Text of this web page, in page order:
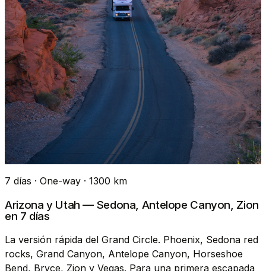
7 días · One-way · 1300 km
Arizona y Utah — Sedona, Antelope Canyon, Zion
en 7 días
La versión rápida del Grand Circle. Phoenix, Sedona red
rocks, Grand Canyon, Antelope Canyon, Horseshoe
Bend, Bryce, Zion y Vegas. Para una primera escapada